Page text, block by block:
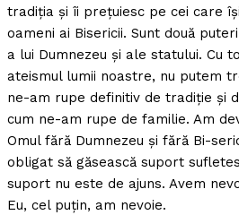
tradiţia şi îi preţuiesc pe cei care
oameni ai Bisericii. Sunt două
a lui Dumnezeu şi ale statului. Cu
ateismul lumii noastre, nu putem
ne-am rupe definitiv de tradiţie şi
cum ne-am rupe de familie. Am
Omul fără Dumnezeu şi fără Bi-
obligat să găsească suport
suport nu este de ajuns. Avem
Eu, cel puţin, am nevoie.